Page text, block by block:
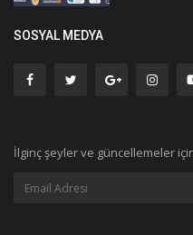
SOSYAL MEDYA
İlginç şeyler ve güncellemeler